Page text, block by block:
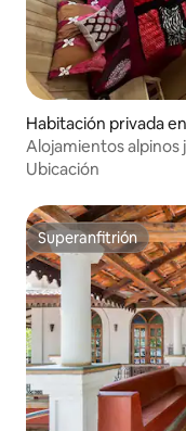
Habitación privada
Alojamientos alpinos
Ubicación
Superanfitrión
Superanfitrión